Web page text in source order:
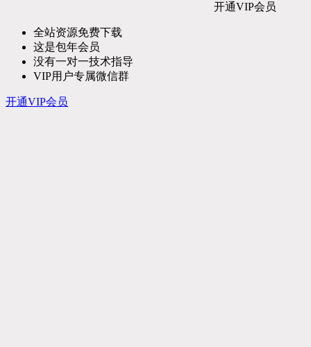
开通VIP会员
全站资源免费下载
这是包年会员
没有一对一技术指导
VIP用户专属微信群
开通VIP会员